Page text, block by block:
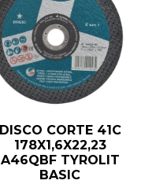
DISCO CORTE 41C
178X1,6X22,23
A46QBF TYROLIT
BASIC